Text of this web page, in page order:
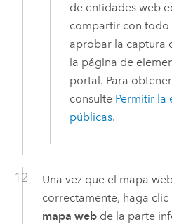
de entidades web
compartir con todo
aprobar la captura
la página de
portal. Para
consulte Permitir la
públicas.
Una vez que el mapa
correctamente, haga clic
mapa webde la parte